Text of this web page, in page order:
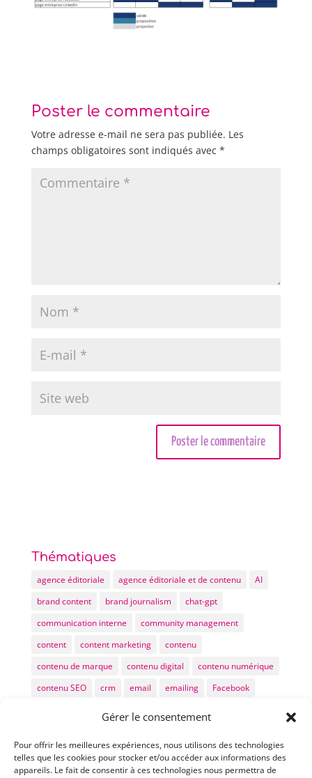
Gérer le consentement
Pour offrir les meilleures expériences, nous utilisons des technologies
telles que les cookies pour stocker et/ou accéder aux informations des
appareils. Le fait de consentir à ces technologies nous permettra de
Poster le commentaire
Votre adresse e-mail ne sera pas publiée. Les
champs obligatoires sont indiqués avec *
Thématiques
agence éditoriale agence éditoriale et de contenu
AI
brand content
brand journalism
chat-gpt
communication interne
community management
content
content marketing
contenu
contenu de marque
contenu digital
contenu numérique
contenu SEO
crm email emailing
Facebook
marketing éditorial
méthode rédaction de contenus
newsletter
podcast produire du contenu